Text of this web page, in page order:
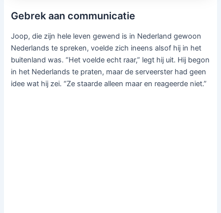
Gebrek aan communicatie
Joop, die zijn hele leven gewend is in Nederland gewoon
Nederlands te spreken, voelde zich ineens alsof hij in het
buitenland was. “Het voelde echt raar,” legt hij uit. Hij begon
in het Nederlands te praten, maar de serveerster had geen
idee wat hij zei. “Ze staarde alleen maar en reageerde niet.”